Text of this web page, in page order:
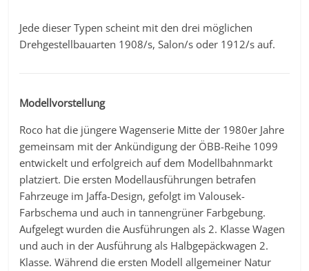
Jede dieser Typen scheint mit den drei möglichen
Drehgestellbauarten 1908/s, Salon/s oder 1912/s auf.
Modellvorstellung
Roco hat die jüngere Wagenserie Mitte der 1980er Jahre
gemeinsam mit der Ankündigung der ÖBB-Reihe 1099
entwickelt und erfolgreich auf dem Modellbahnmarkt
platziert. Die ersten Modellausführungen betrafen
Fahrzeuge im Jaffa-Design, gefolgt im Valousek-
Farbschema und auch in tannengrüner Farbgebung.
Aufgelegt wurden die Ausführungen als 2. Klasse Wagen
und auch in der Ausführung als Halbgepäckwagen 2.
Klasse. Während die ersten Modell allgemeiner Natur